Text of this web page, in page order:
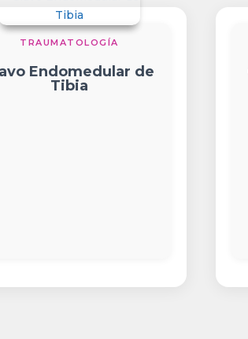
TRAUMATOLOGÍA
Endomedular de
Tibia